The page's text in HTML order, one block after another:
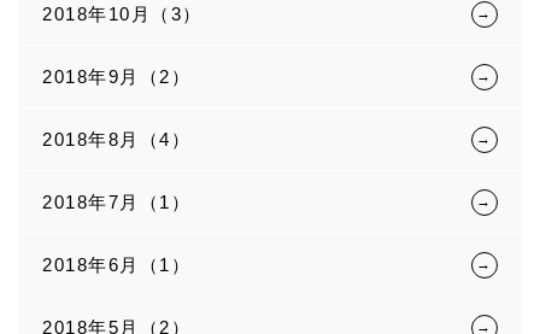
2018年10月（3）
2018年9月（2）
2018年8月（4）
2018年7月（1）
2018年6月（1）
2018年5月（2）